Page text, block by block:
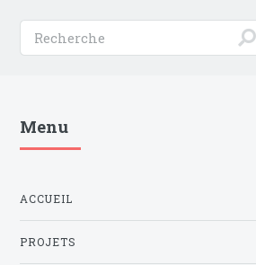
Menu
ACCUEIL
PROJETS